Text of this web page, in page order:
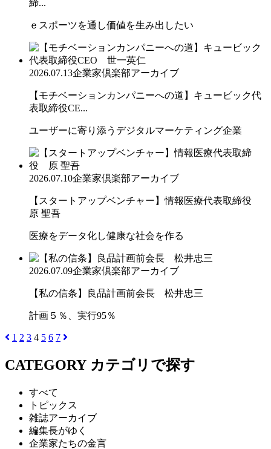
締...
ｅスポーツを通し価値を生み出したい
2026.07.13企業家倶楽部アーカイブ
【モチベーションカンパニーへの道】キュービック代
表取締役CE...
ユーザーに寄り添うデジタルマーケティング企業
2026.07.10企業家倶楽部アーカイブ
【スタートアップベンチャー】情報医療代表取締役
原 聖吾
医療をデータ化し健康な社会を作る
2026.07.09企業家倶楽部アーカイブ
【私の信条】良品計画前会長 松井忠三
計画５％、実行95％
1 2 3 4 5 6 7
CATEGORY カテゴリで探す
すべて
トピックス
雑誌アーカイブ
編集長がゆく
企業家たちの金言